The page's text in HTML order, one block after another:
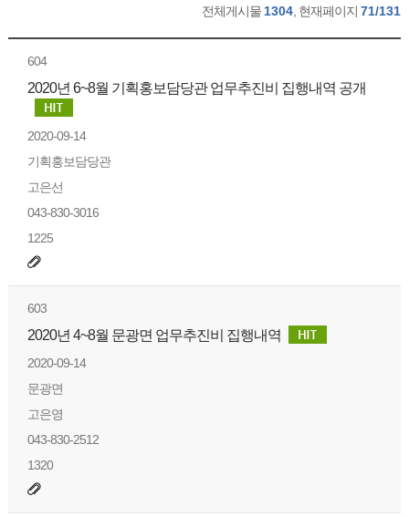
전체게시물 1304 , 현재페이지71/131
604
2020년 6~8월 기획홍보담당관 업무추진비 집행내역 공개
2020-09-14
기획홍보담당관
고은선
043-830-3016
1225
603
2020년 4~8월 문광면 업무추진비 집행내역
2020-09-14
문광면
고은영
043-830-2512
1320